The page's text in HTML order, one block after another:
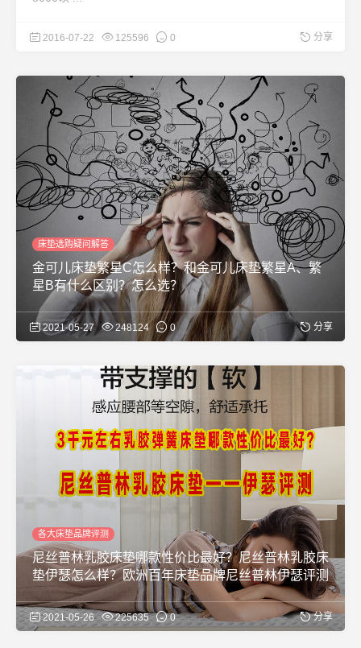
2016-07-22 125596 0 分享
床垫选购疑问解答
金可儿床垫繁星C怎么样？和金可儿床垫繁星A、繁
星B有什么区别？怎么选？
2021-05-27 248124 0 分享
各大床垫品牌评测
尼丝普林乳胶床垫哪款性价比最好？尼丝普林乳胶床
垫伊瑟怎么样？欧洲百年床垫品牌尼丝普林伊瑟评测
2021-05-26 225635 0 分享